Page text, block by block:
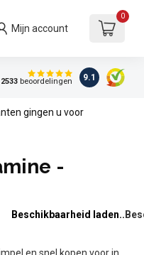
Mijn account
0
2533beoordelingen 9.1
gingen u voor
-
Beschikbaarheid laden..